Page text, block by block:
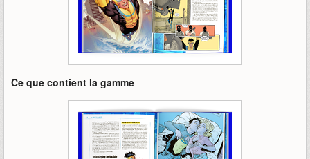
Ce que contient la gamme